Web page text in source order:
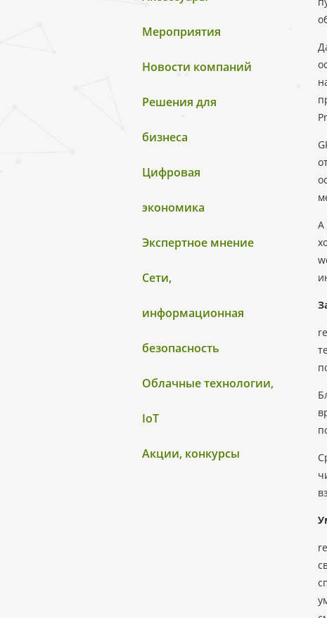
Мероприятия
Новости компаний
Решения для
бизнеса
Цифровая
экономика
Экспертное мнение
Сети,
информационная
безопасность
Облачные технологии,
IoT
Акции, конкурсы
А